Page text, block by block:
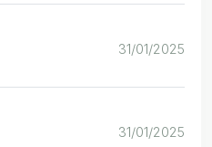
31/01/2025
31/01/2025